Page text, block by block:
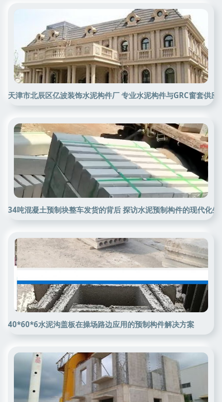
天津市北辰区亿波装饰水泥构件厂 专业水泥构件与GRC窗套供应
34吨混凝土预制块整车发货的背后 探访水泥预制构件的现代化生
40*60*6水泥沟盖板在操场路边应用的预制构件解决方案